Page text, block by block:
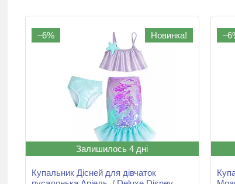
Залишилось 4 дні
Новинка!
–6%
Купальник Дісней для дівчаток